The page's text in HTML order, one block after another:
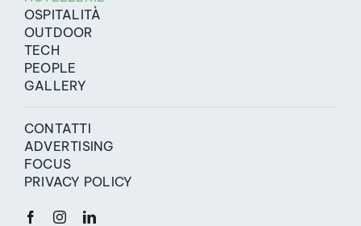
OSPITALITÀ
OUTDOOR
TECH
PEOPLE
GALLERY
CONTATTI
ADVERTISING
FOCUS
PRIVACY POLICY